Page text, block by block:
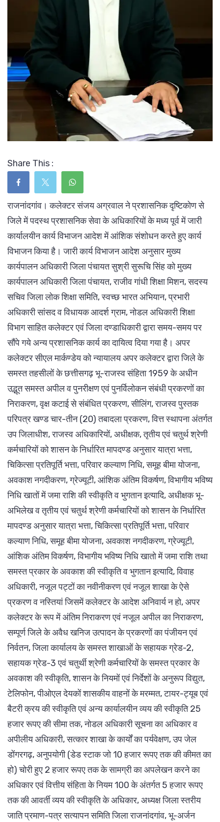
Share This :
राजनांदगांव। कलेक्टर संजय अग्रवाल ने प्रशासनिक दृष्टिकोण से
जिले में पदस्थ प्रशासनिक सेवा के अधिकारियों के मध्य पूर्व में जारी
कार्यालयीन कार्य विभाजन आदेश में आंशिक संशोधन करते हुए कार्य
विभाजन किया है। जारी कार्य विभाजन आदेश अनुसार मुख्य
कार्यपालन अधिकारी जिला पंचायत सुश्री सुरूचि सिंह को मुख्य
कार्यपालन अधिकारी जिला पंचायत, राजीव गांधी शिक्षा मिशन, सदस्य
सचिव जिला लोक शिक्षा समिति, स्वच्छ भारत अभियान, प्रभारी
अधिकारी सांसद व विधायक आदर्श ग्राम, नोडल अधिकारी शिक्षा
विभाग साहित कलेक्टर एवं जिला दण्डाधिकारी द्वारा समय-समय पर
सौंपे गये अन्य प्रशासनिक कार्य का दायित्व दिया गया है। अपर
कलेक्टर सीएल मार्कण्डेय को न्यायालय अपर कलेक्टर द्वारा जिले के
समस्त तहसीलों के छत्तीसगढ़ भू-राजस्व संहिता 1959 के अधीन
उद्भूत समस्त अपील व पुनरीक्षण एवं पुनर्विलोकन संबंधी प्रकरणों का
निराकरण, वृक्ष कटाई से संबंधित प्रकरण, सीलिंग, राजस्व पुस्तक
परिपत्र खण्ड चार-तीन (20) तबादला प्रकरण, वित्त स्थापना अंतर्गत
उप जिलाधीश, राजस्व अधिकारियों, अधीक्षक, तृतीय एवं चतुर्थ श्रेणी
कर्मचारियों को शासन के निर्धारित मापदण्ड अनुसार यात्रा भत्ता,
चिकित्सा प्रतिपूर्ति भत्ता, परिवार कल्याण निधि, समूह बीमा योजना,
अवकाश नगदीकरण, ग्रेज्यूटी, आंशिक अंतिम विकर्षण, विभागीय भविष्य
निधि खातों में जमा राशि की स्वीकृति व भुगतान इत्यादि, अधीक्षक भू-
अभिलेख व तृतीय एवं चतुर्थ श्रेणी कर्मचारियों को शासन के निर्धारित
मापदण्ड अनुसार यात्रा भत्ता, चिकित्सा प्रतिपूर्ति भत्ता, परिवार
कल्याण निधि, समूह बीमा योजना, अवकाश नगदीकरण, ग्रेज्यूटी,
आंशिक अंतिम विकर्षण, विभागीय भविष्य निधि खातो में जमा राशि तथा
समस्त प्रकार के अवकाश की स्वीकृति व भुगतान इत्यादि, विवाह
अधिकारी, नजूल पट्टों का नवीनीकरण एवं नजूल शाखा के ऐसे
प्रकरण व नस्तियां जिसमें कलेक्टर के आदेश अनिवार्य न हो, अपर
कलेक्टर के रूप में अंतिम निराकरण एवं नजूल अपील का निराकरण,
सम्पूर्ण जिले के अवैध खनिज उत्पादन के प्रकरणों का पंजीयन एवं
निर्वतन, जिला कार्यालय के समस्त शाखाओं के सहायक ग्रेड-2,
सहायक ग्रेड-3 एवं चतुर्थी श्रेणी कर्मचारियों के समस्त प्रकार के
अवकाश की स्वीकृति, शासन के नियमों एवं निर्देशों के अनुरूप विद्युत,
टेलिफोन, पीओएल देयकों शासकीय वाहनों के मरम्मत, टायर-ट्यूब एवं
बैटरी क्रय की स्वीकृति एवं अन्य कार्यालयीन व्यय की स्वीकृति 25
हजार रूपए की सीमा तक, नोडल अधिकारी सूचना का अधिकार व
अपीलीय अधिकारी, सत्कार शाखा के कार्यों का पर्यवेक्षण, उप जेल
डोंगरगढ़, अनुपयोगी (डेड स्टाक जो 10 हजार रूपए तक की कीमत का
हो) चोरी हुए 2 हजार रूपए तक के सामग्री का अपलेखन करने का
अधिकार एवं वित्तीय संहिता के नियम 100 के अंतर्गत 5 हजार रूपए
तक की आवर्ती व्यय की स्वीकृति के अधिकार, अध्यक्ष जिला स्तरीय
जाति प्रमाण-पत्र सत्यापन समिति जिला राजनांदगांव, भू-अर्जन